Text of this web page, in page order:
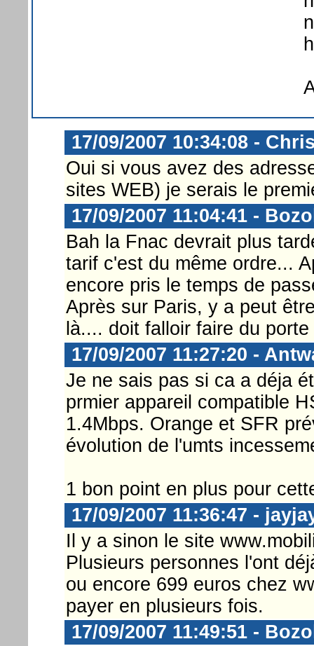
17/09/2007 10:34:08 -
Oui si vous avez des
sites WEB) je serais le
17/09/2007 11:04:41 -
Bah la Fnac devrait plus
tarif c'est du même ordre...
encore pris le temps de
Après sur Paris, y a peut
là.... doit falloir faire du
17/09/2007 11:27:20 -
Je ne sais pas si ca a déja
prmier appareil compatible
1.4Mbps. Orange et SFR
évolution de l'umts
1 bon point en plus pour
17/09/2007 11:36:47 -
Il y a sinon le site
Plusieurs personnes l'ont
ou encore 699 euros chez
payer en plusieurs fois.
17/09/2007 11:49:51 -